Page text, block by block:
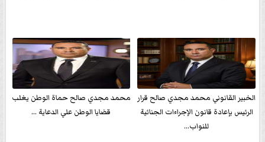
الخبير القانوني محمد مجدي صالح قرار
الرئيس بإعادة قانون الإجراءات الجنائية
للنواب...
محمد مجدي صالح حماة الوطن يغلب
قضايا الوطن علي الدعاية ...